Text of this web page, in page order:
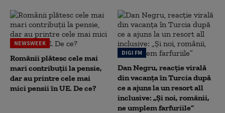
NEWSWEEK
Românii plătesc cele mai
mari contribuții la pensie,
dar au printre cele mai
mici pensii în UE. De ce?
DIGI FM
Dan Negru, reacție virală
din vacanța în Turcia după
ce a ajuns la un resort all
inclusive: „Și noi, românii,
ne umplem farfuriile”